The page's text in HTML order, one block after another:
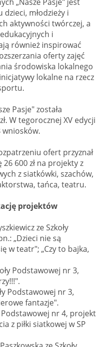
młodzieży i
aktywności twórczej, a
i
również inspirować
oferty zajęć
środowiska lokalnego
lokalne na rzecz
Pasje" została
W tegorocznej XV edycji
wniosków.
ofert przyznał
600 zł na projekty z
z siatkówki, szachów,
tańca, teatru.
projektów
ze Szkoły
„Dzieci nie są
w teatr"; „Czy to bajka,
Podstawowej nr 3,
Podstawowej nr 3,
fantazje".
Podstawowej nr 4, projekt
z piłki siatkowej w SP